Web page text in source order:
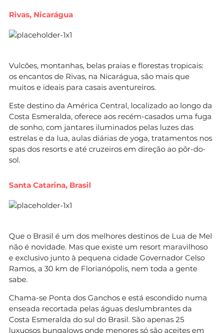
Rivas, Nicarágua
Vulcões, montanhas, belas praias e florestas tropicais:
os encantos de Rivas, na Nicarágua, são mais que
muitos e ideais para casais aventureiros.
Este destino da América Central, localizado ao longo da
Costa Esmeralda, oferece aos recém-casados uma fuga
de sonho, com jantares iluminados pelas luzes das
estrelas e da lua, aulas diárias de yoga, tratamentos nos
spas dos resorts e até cruzeiros em direção ao pôr-do-
sol.
Santa Catarina, Brasil
Que o Brasil é um dos melhores destinos de Lua de Mel
não é novidade. Mas que existe um resort maravilhoso
e exclusivo junto à pequena cidade Governador Celso
Ramos, a 30 km de Florianópolis, nem toda a gente
sabe.
Chama-se Ponta dos Ganchos e está escondido numa
enseada recortada pelas águas deslumbrantes da
Costa Esmeralda do sul do Brasil. São apenas 25
luxuosos bungalows onde menores só são aceites em